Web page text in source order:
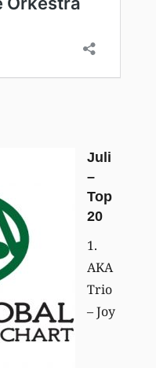
Juli
–
Top
20
1.
AKA
Trio
– Joy